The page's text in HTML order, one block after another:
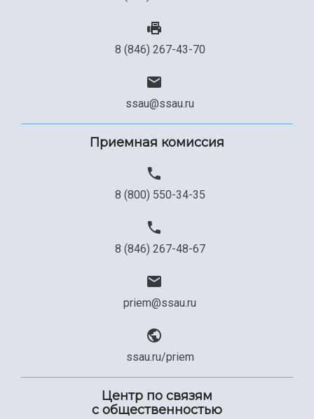
Официальные документы
8 (846) 267-43-70
ssau@ssau.ru
Приемная комиссия
8 (800) 550-34-35
8 (846) 267-48-67
priem@ssau.ru
ssau.ru/priem
Центр по связям
с общественностью